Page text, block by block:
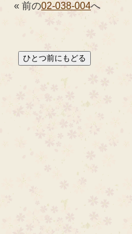
« 前の02-038-004へ